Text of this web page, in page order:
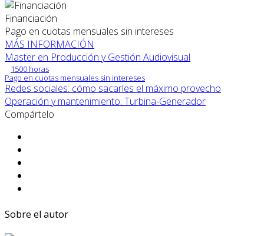
Financiación
Pago en cuotas mensuales sin intereses
MÁS INFORMACIÓN
Master en Producción y Gestión Audiovisual
1500 horas
Pago en cuotas mensuales sin intereses
Redes sociales: cómo sacarles el máximo provecho
Operación y mantenimiento: Turbina-Generador
Compártelo
Sobre el autor